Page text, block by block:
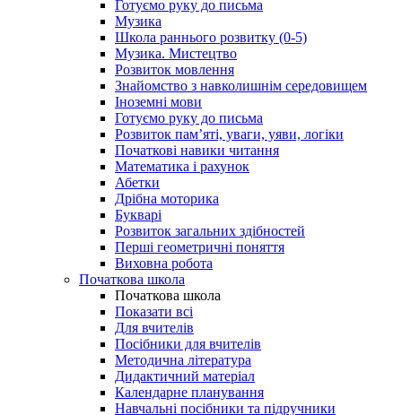
Готуємо руку до письма
Музика
Школа раннього розвитку (0-5)
Музика. Мистецтво
Розвиток мовлення
Знайомство з навколишнім середовищем
Іноземні мови
Готуємо руку до письма
Розвиток пам’яті, уваги, уяви, логіки
Початкові навики читання
Математика і рахунок
Абетки
Дрібна моторика
Букварі
Розвиток загальних здібностей
Перші геометричні поняття
Виховна робота
Початкова школа
Початкова школа
Показати всі
Для вчителів
Посібники для вчителів
Методична література
Дидактичний матеріал
Календарне планування
Навчальні посібники та підручники